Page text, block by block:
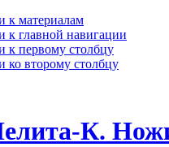
к материалам
к главной навигации
к первому столбцу
ко второму столбцу
К.